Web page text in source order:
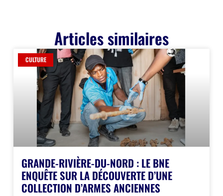
Articles similaires
CULTURE
GRANDE-RIVIÈRE-DU-NORD : LE BNE
ENQUÊTE SUR LA DÉCOUVERTE D’UNE
COLLECTION D’ARMES ANCIENNES